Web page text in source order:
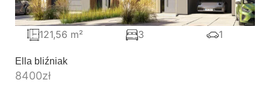
Ella bliźniak
8400zł
121,56 m² 3 1